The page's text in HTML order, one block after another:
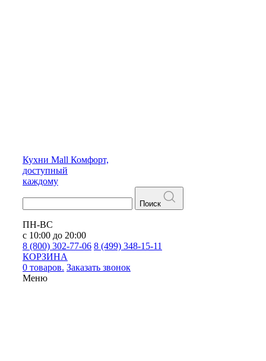
Кухни Mall Комфорт,
доступный
каждому
Поиск
ПН-ВС
с 10:00 до 20:00
8 (800) 302-77-06 8 (499) 348-15-11
КОРЗИНА
0 товаров. Заказать звонок
Меню